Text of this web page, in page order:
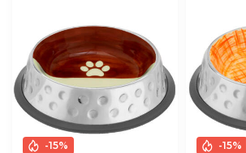
-15% -15%